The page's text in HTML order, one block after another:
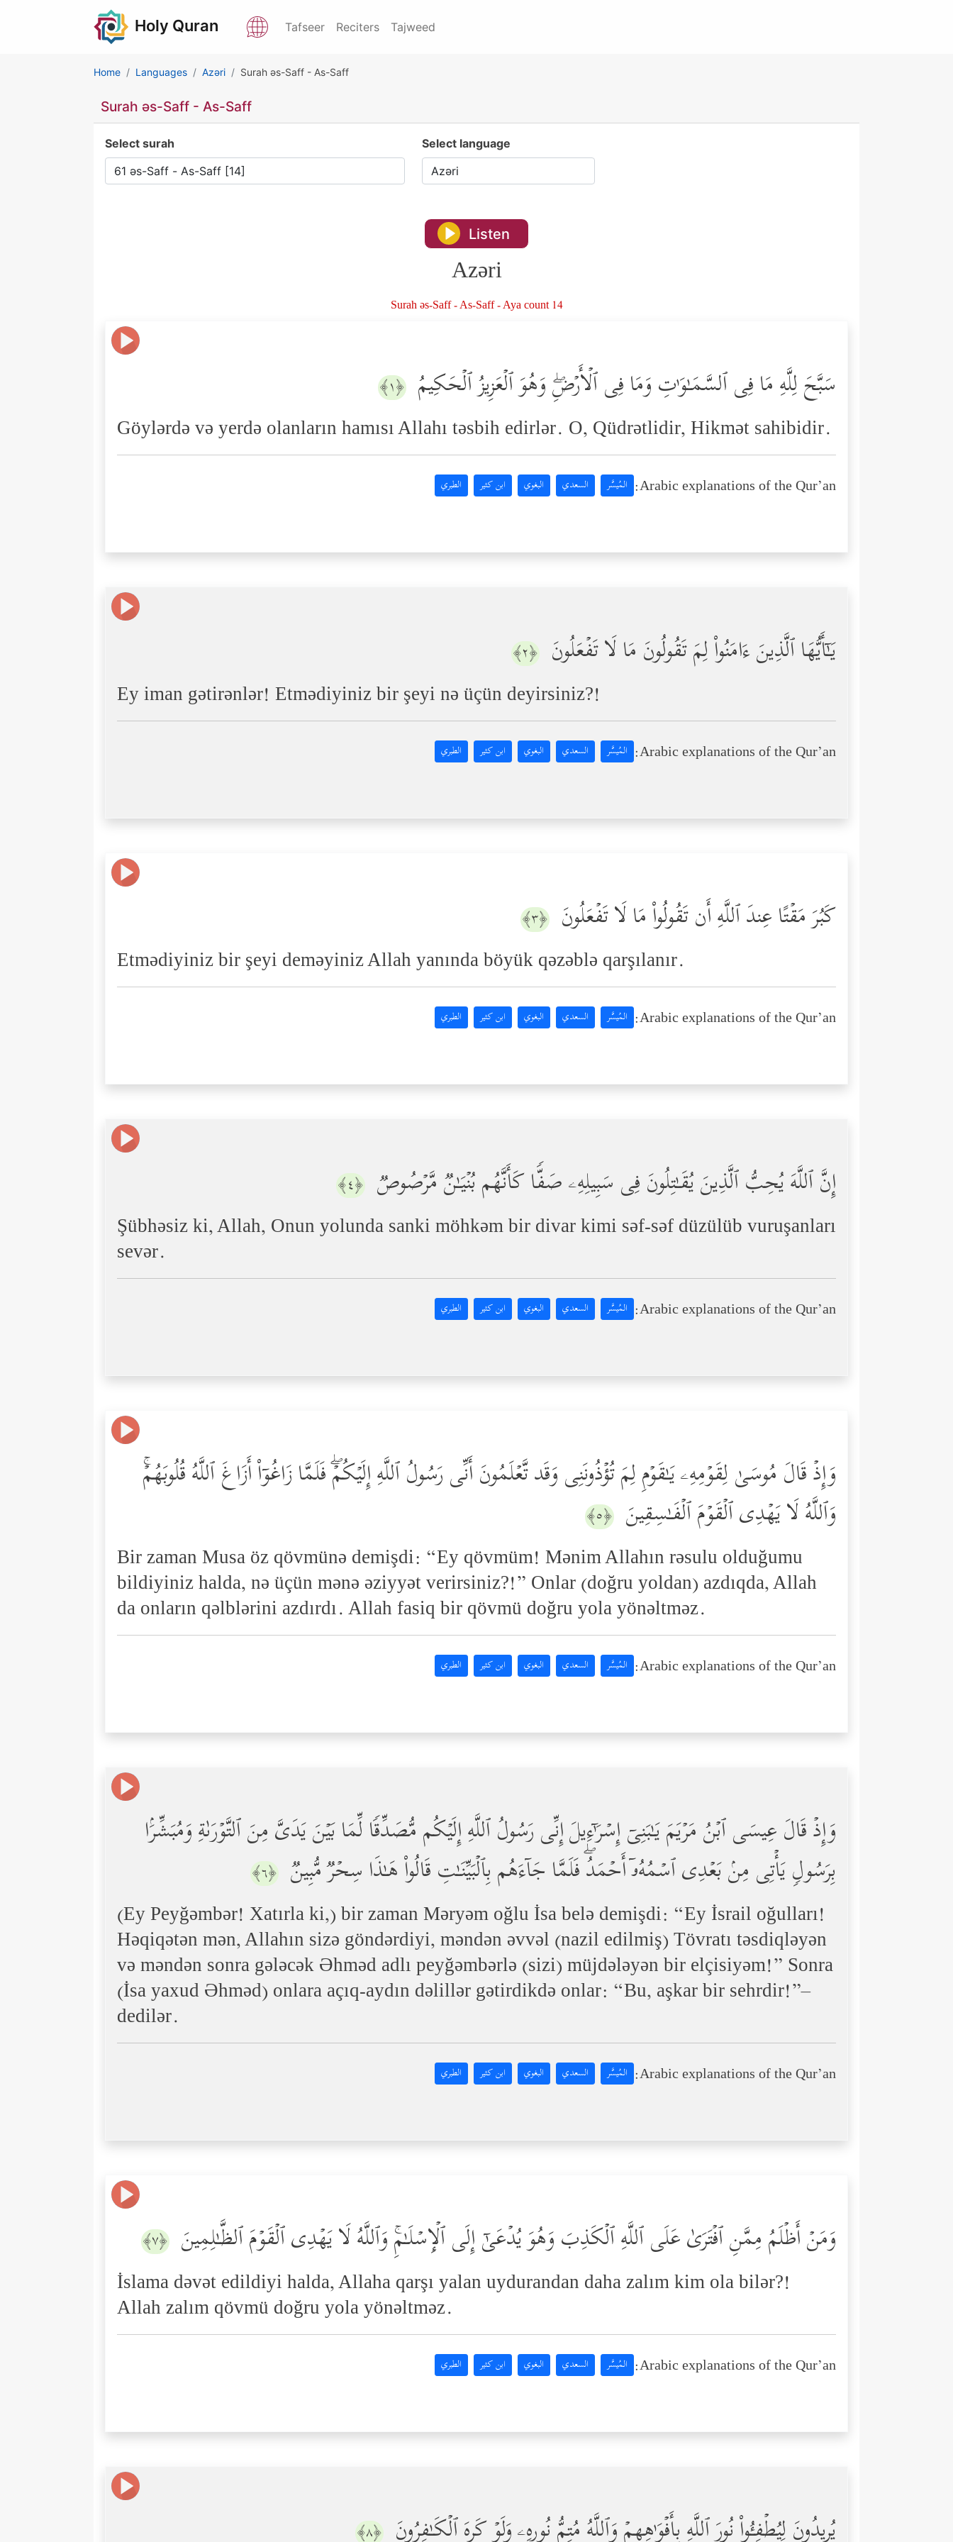
Holy Quran Tafseer Reciters Tajweed
Home Languages Azəri Surah əs-Saff - As-Saff
Surah əs-Saff - As-Saff
Select surah Select language
Listen
Azəri
Surah əs-Saff - As-Saff - Aya count 14
سَبَّحَ لِلَّهِ مَا فِی ٱلسَّمَـٰوَ ٰ⁠تِ وَمَا فِی ٱلۡأَرۡضِۖ وَهُوَ ٱلۡعَزِیزُ ٱلۡحَكِیمُ ﴿١﴾
Göylərdə və yerdə olanların hamısı Allahı təsbih edirlər. O, Qüdrətlidir, Hikmət sahibidir.
Arabic explanations of the Qur’an: المُيسَّر السعدي البغوي ابن كثير الطبري
یَـٰۤأَیُّهَا ٱلَّذِینَ ءَامَنُواْ لِمَ تَقُولُونَ مَا لَا تَفۡعَلُونَ ﴿٢﴾
Ey iman gətirənlər! Etmədiyiniz bir şeyi nə üçün deyirsiniz?!
Arabic explanations of the Qur’an: المُيسَّر السعدي البغوي ابن كثير الطبري
كَبُرَ مَقۡتًا عِندَ ٱللَّهِ أَن تَقُولُواْ مَا لَا تَفۡعَلُونَ ﴿٣﴾
Etmədiyiniz bir şeyi deməyiniz Allah yanında böyük qəzəblə qarşılanır.
Arabic explanations of the Qur’an: المُيسَّر السعدي البغوي ابن كثير الطبري
إِنَّ ٱللَّهَ یُحِبُّ ٱلَّذِینَ یُقَـٰتِلُونَ فِی سَبِیلِهِۦ صَفࣰّا كَأَنَّهُم بُنۡیَـٰنࣱ مَّرۡصُوصࣱ ﴿٤﴾
Şübhəsiz ki, Allah, Onun yolunda sanki möhkəm bir divar kimi səf-səf düzülüb vuruşanları
sevər.
Arabic explanations of the Qur’an: المُيسَّر السعدي البغوي ابن كثير الطبري
وَإِذۡ قَالَ مُوسَىٰ لِقَوۡمِهِۦ یَـٰقَوۡمِ لِمَ تُؤۡذُونَنِی وَقَد تَّعۡلَمُونَ أَنِّی رَسُولُ ٱللَّهِ إِلَیۡكُمۡۖ فَلَمَّا زَاغُوۤاْ أَزَاغَ ٱللَّهُ قُلُوبَهُمۡۚ
وَٱللَّهُ لَا یَهۡدِی ٱلۡقَوۡمَ ٱلۡفَـٰسِقِینَ ﴿٥﴾
Bir zaman Musa öz qövmünə demişdi: “Ey qövmüm! Mənim Allahın rəsulu olduğumu
bildiyiniz halda, nə üçün mənə əziyyət verirsiniz?!” Onlar (doğru yoldan) azdıqda, Allah
da onların qəlblərini azdırdı. Allah fasiq bir qövmü doğru yola yönəltməz.
Arabic explanations of the Qur’an: المُيسَّر السعدي البغوي ابن كثير الطبري
وَإِذۡ قَالَ عِیسَى ٱبۡنُ مَرۡیَمَ یَـٰبَنِیۤ إِسۡرَ ٰ⁠ۤءِیلَ إِنِّی رَسُولُ ٱللَّهِ إِلَیۡكُم مُّصَدِّقࣰا لِّمَا بَیۡنَ یَدَیَّ مِنَ ٱلتَّوۡرَىٰةِ وَمُبَشِّرَۢا
بِرَسُولࣲ یَأۡتِی مِنۢ بَعۡدِی ٱسۡمُهُۥۤ أَحۡمَدُۖ فَلَمَّا جَاۤءَهُم بِٱلۡبَیِّنَـٰتِ قَالُواْ هَـٰذَا سِحۡرࣱ مُّبِینࣱ ﴿٦﴾
(Ey Peyğəmbər! Xatırla ki,) bir zaman Məryəm oğlu İsa belə demişdi: “Ey İsrail oğulları!
Həqiqətən mən, Allahın sizə göndərdiyi, məndən əvvəl (nazil edilmiş) Tövratı təsdiqləyən
və məndən sonra gələcək Əhməd adlı peyğəmbərlə (sizi) müjdələyən bir elçisiyəm!” Sonra
(İsa yaxud Əhməd) onlara açıq-aydın dəlillər gətirdikdə onlar: “Bu, aşkar bir sehrdir!”–
dedilər.
Arabic explanations of the Qur’an: المُيسَّر السعدي البغوي ابن كثير الطبري
وَمَنۡ أَظۡلَمُ مِمَّنِ ٱفۡتَرَىٰ عَلَى ٱللَّهِ ٱلۡكَذِبَ وَهُوَ یُدۡعَىٰۤ إِلَى ٱلۡإِسۡلَـٰمِۚ وَٱللَّهُ لَا یَهۡدِی ٱلۡقَوۡمَ ٱلظَّـٰلِمِینَ ﴿٧﴾
İslama dəvət edildiyi halda, Allaha qarşı yalan uydurandan daha zalım kim ola bilər?!
Allah zalım qövmü doğru yola yönəltməz.
Arabic explanations of the Qur’an: المُيسَّر السعدي البغوي ابن كثير الطبري
یُرِیدُونَ لِیُطۡفِـُٔواْ نُورَ ٱللَّهِ بِأَفۡوَ ٰ⁠هِهِمۡ وَٱللَّهُ مُتِمُّ نُورِهِۦ وَلَوۡ كَرِهَ ٱلۡكَـٰفِرُونَ ﴿٨﴾